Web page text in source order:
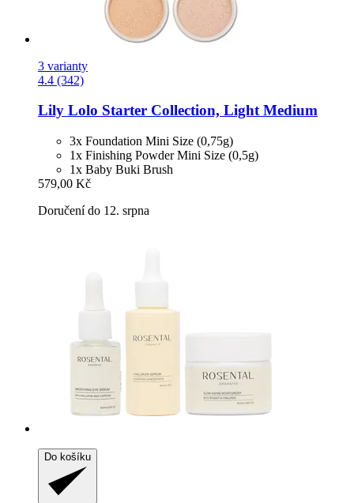
3 varianty
4.4 (342)
Lily Lolo Starter Collection, Light Medium
3x Foundation Mini Size (0,75g)
1x Finishing Powder Mini Size (0,5g)
1x Baby Buki Brush
579,00 Kč
Doručení do 12. srpna
Do košíku